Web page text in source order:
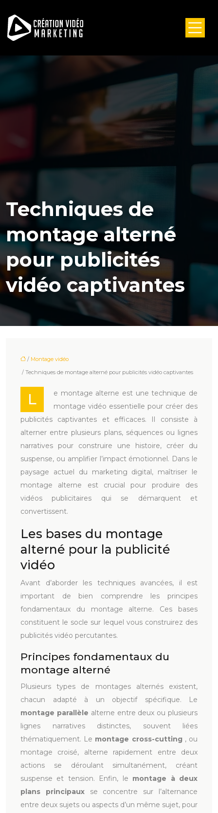
Techniques de
montage alterné
pour publicités
vidéo captivantes
/ Montage vidéo
/ Techniques de montage alterné pour publicités vidéo captivantes
L
e montage alterne est une technique de
montage vidéo essentielle pour créer des
publicités captivantes et efficaces. Il consiste à
alterner entre plusieurs plans, séquences ou lignes
narratives pour construire une histoire, créer du
suspense, ou amplifier l’impact émotionnel. Dans le
paysage actuel du marketing digital, maîtriser le
montage alterne est crucial pour produire des
vidéos publicitaires qui se démarquent et
convertissent.
Les bases du montage
alterné pour la publicité
vidéo
Avant d’aborder les techniques avancées, il est
important de bien comprendre les principes
fondamentaux du montage alterne. Ces bases
constituent le socle sur lequel vous construirez des
publicités vidéo percutantes.
Principes fondamentaux du
montage alterné
Plusieurs types de montages alternés existent,
chacun adapté à un objectif spécifique. Le
montage parallèle alterne entre deux ou plusieurs
lignes narratives distinctes, souvent liées
thématiquement. Le montage cross-cutting , ou
montage croisé, alterne rapidement entre deux
actions se déroulant simultanément, créant
suspense et tension. Enfin, le montage à deux
plans principaux se concentre sur l’alternance
entre deux sujets ou aspects d’un même sujet, pour